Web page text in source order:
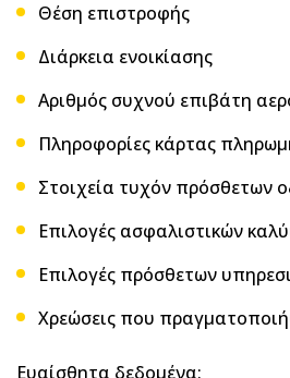
Θέση επιστροφής
Διάρκεια ενοικίασης
Αριθμός συχνού επιβάτη
Πληροφορίες κάρτας
Στοιχεία τυχόν πρόσθετων
Επιλογές ασφαλιστικών
Επιλογές πρόσθετων
Χρεώσεις που
Ευαίσθητα δεδομένα: